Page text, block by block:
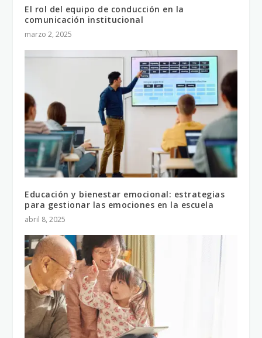
El rol del equipo de conducción en la
comunicación institucional
marzo 2, 2025
Educación y bienestar emocional: estrategias
para gestionar las emociones en la escuela
abril 8, 2025